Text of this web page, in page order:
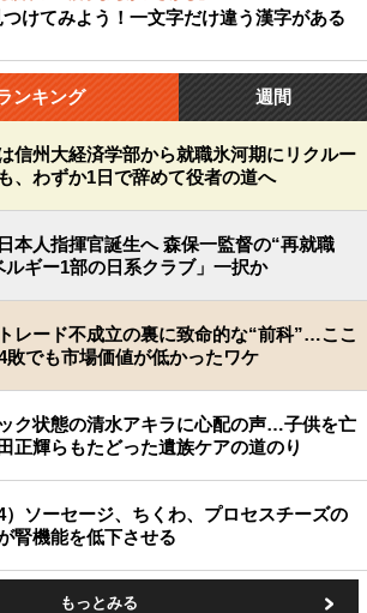
けてみよう！一文字だけ違う漢字がある
ンキング 週間
信州大経済学部から就職氷河期にリクルー
、わずか1日で辞めて役者の道へ
本人指揮官誕生へ 森保一監督の“再就職
ルギー1部の日系クラブ」一択か
レード不成立の裏に致命的な“前科”…ここ
敗でも市場価値が低かったワケ
ク状態の清水アキラに心配の声…子供を亡
正輝らもたどった遺族ケアの道のり
）ソーセージ、ちくわ、プロセスチーズの
腎機能を低下させる
もっとみる